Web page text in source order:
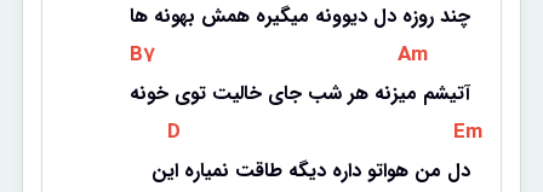
چند روزه دل دیوونه میگیره همش بهونه ها
B7 Am
آتیشم میزنه هر شب جای خالیت توی خونه
D Em
دل من هواتو داره دیگه طاقت نمیاره این